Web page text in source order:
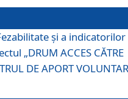
și a indicatorilor
„DRUM ACCES CĂTRE
DE APORT